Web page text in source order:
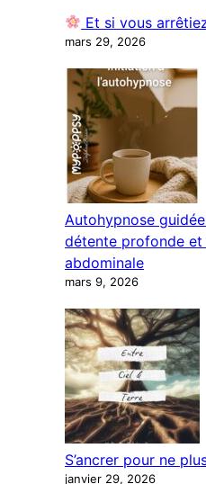
Et si vous
mars 29, 2026
Autohypnose
détente profonde
abdominale
mars 9, 2026
S’ancrer pour ne
janvier 29, 2026